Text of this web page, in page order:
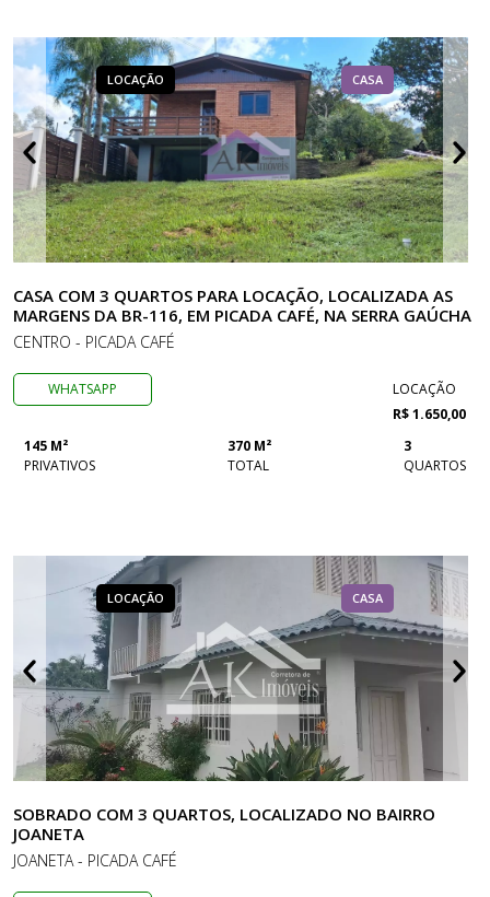
LOCAÇÃO CASA
CASA COM 3 QUARTOS PARA LOCAÇÃO, LOCALIZADA AS
MARGENS DA BR-116, EM PICADA CAFÉ, NA SERRA GAÚCHA
CENTRO - PICADA CAFÉ
WHATSAPP
LOCAÇÃO
R$ 1.650,00
145 M²
PRIVATIVOS
370 M²
TOTAL
3
QUARTOS
LOCAÇÃO CASA
SOBRADO COM 3 QUARTOS, LOCALIZADO NO BAIRRO
JOANETA
JOANETA - PICADA CAFÉ